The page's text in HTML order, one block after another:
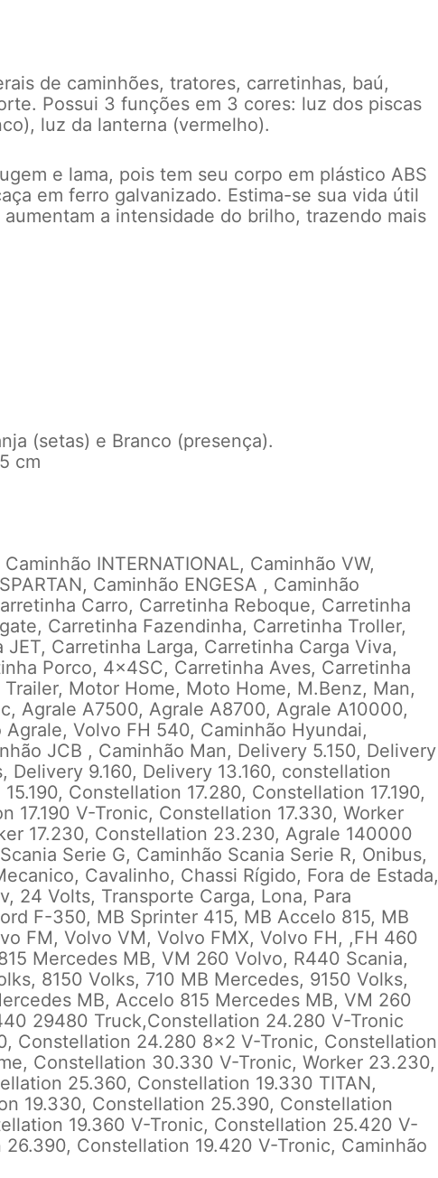
de caminhões, tratores, carretinhas, baú,
Possui 3 funções em 3 cores: luz dos piscas
luz da lanterna (vermelho).
e lama, pois tem seu corpo em plástico ABS
em ferro galvanizado. Estima-se sua vida útil
a intensidade do brilho, trazendo mais
(setas) e Branco (presença).
cm
INTERNATIONAL, Caminhão VW,
Caminhão ENGESA , Caminhão
Carro, Carretinha Reboque, Carretinha
Carretinha Fazendinha, Carretinha Troller,
Carretinha Larga, Carretinha Carga Viva,
Porco, 4x4SC, Carretinha Aves, Carretinha
Motor Home, Moto Home, M.Benz, Man,
Agrale A7500, Agrale A8700, Agrale A10000,
Volvo FH 540, Caminhão Hyundai,
JCB , Caminhão Man, Delivery 5.150, Delivery
Delivery 9.160, Delivery 13.160, constellation
Constellation 17.280, Constellation 17.190,
17.190 V-Tronic, Constellation 17.330, Worker
17.230, Constellation 23.230, Agrale 140000
Serie G, Caminhão Scania Serie R, Onibus,
Cavalinho, Chassi Rígido, Fora de Estada,
24 Volts, Transporte Carga, Lona, Para
F-350, MB Sprinter 415, MB Accelo 815, MB
FM, Volvo VM, Volvo FMX, Volvo FH, ,FH 460
Mercedes MB, VM 260 Volvo, R440 Scania,
8150 Volks, 710 MB Mercedes, 9150 Volks,
MB, Accelo 815 Mercedes MB, VM 260
29480 Truck,Constellation 24.280 V-Tronic
Constellation 24.280 8x2 V-Tronic, Constellation
Constellation 30.330 V-Tronic, Worker 23.230,
25.360, Constellation 19.330 TITAN,
19.330, Constellation 25.390, Constellation
19.360 V-Tronic, Constellation 25.420 V-
Constellation 19.420 V-Tronic, Caminhão